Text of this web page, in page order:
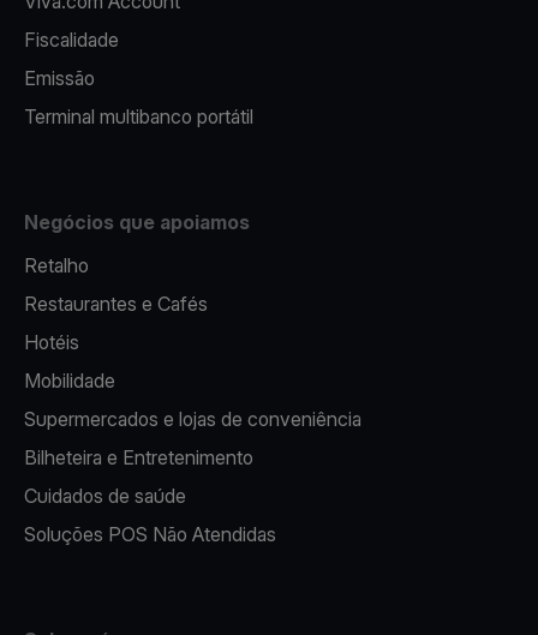
Fiscalidade
Emissão
Terminal multibanco portátil
Negócios que apoiamos
Retalho
Restaurantes e Cafés
Hotéis
Mobilidade
Supermercados e lojas de conveniência
Bilheteira e Entretenimento
Cuidados de saúde
Soluções POS Não Atendidas